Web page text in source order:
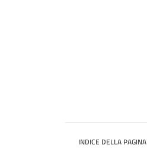
INDICE DELLA PAGINA